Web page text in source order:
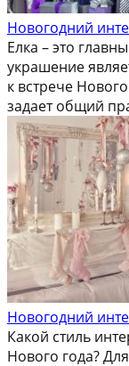
Новогодний
Елка – это
украшение
к встрече
задает общий
Новогодний
Какой стиль
Нового года?